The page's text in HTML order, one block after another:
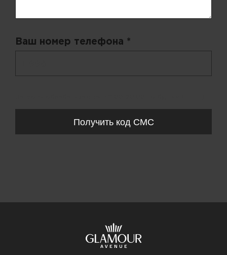
Ваш номер телефона *
Получить код СМС